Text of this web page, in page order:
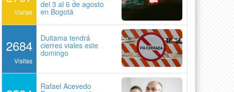
Visitas
del 3 al 6 de agosto
en Bogotá
2684
Visitas
Duitama tendrá
cierres viales este
domingo
Rafael Acevedo